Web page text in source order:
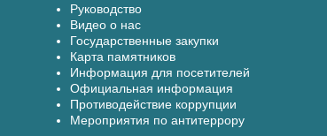
Руководство
Видео о нас
Государственные закупки
Карта памятников
Информация для посетителей
Официальная информация
Противодействие коррупции
Мероприятия по антитеррору